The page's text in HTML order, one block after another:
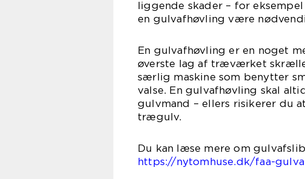
liggende skader – for
en gulvafhøvling være
En gulvafhøvling er en noget
øverste lag af træværket
særlig maskine som benytter
valse. En gulvafhøvling skal
gulvmand – ellers risikerer du
trægulv.
Du kan læse mere om
https://nytomhuse.dk/faa-